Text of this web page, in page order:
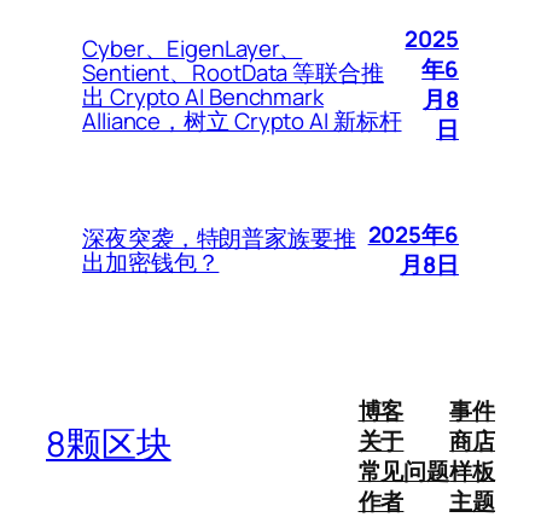
Cyber、EigenLayer、
Sentient、RootData 等联合推
出 Crypto AI Benchmark
Alliance，树立 Crypto AI 新标杆
2025
年6
月8
日
深夜突袭，特朗普家族要推
出加密钱包？
2025年6
月8日
8颗区块
博客
关于
常见问题
作者
事件
商店
样板
主题